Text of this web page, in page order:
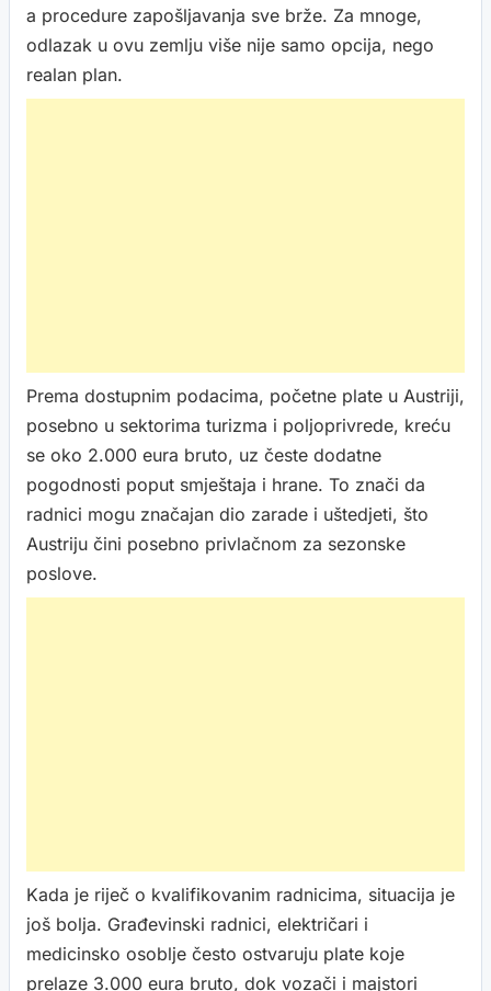
a procedure zapošljavanja sve brže. Za mnoge,
odlazak u ovu zemlju više nije samo opcija, nego
realan plan.
Prema dostupnim podacima, početne plate u Austriji,
posebno u sektorima turizma i poljoprivrede, kreću
se oko 2.000 eura bruto, uz česte dodatne
pogodnosti poput smještaja i hrane. To znači da
radnici mogu značajan dio zarade i uštedjeti, što
Austriju čini posebno privlačnom za sezonske
poslove.
Kada je riječ o kvalifikovanim radnicima, situacija je
još bolja. Građevinski radnici, električari i
medicinsko osoblje često ostvaruju plate koje
prelaze 3.000 eura bruto, dok vozači i majstori